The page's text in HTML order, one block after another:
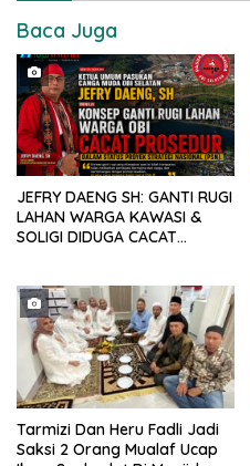
Baca Juga
JEFRY DAENG SH: GANTI RUGI
LAHAN WARGA KAWASI &
SOLIGI DIDUGA CACAT
PENGADAAN TANAH PSN
Tarmizi Dan Heru Fadli Jadi
Saksi 2 Orang Mualaf Ucap